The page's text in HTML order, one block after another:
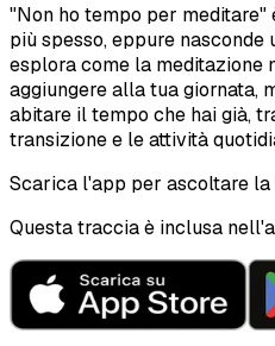
"Non ho tempo per meditare"
più spesso, eppure nasconde
esplora come la meditazione
aggiungere alla tua giornata,
abitare il tempo che hai già,
transizione e le attività
Scarica l'app per ascoltare
Questa traccia è inclusa